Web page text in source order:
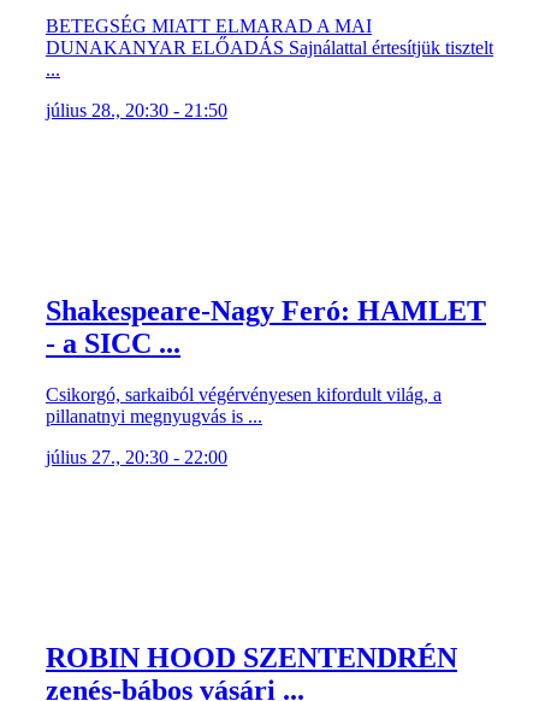
BETEGSÉG MIATT ELMARAD A MAI
DUNAKANYAR ELŐADÁS Sajnálattal értesítjük tisztelt
...
július 28., 20:30 - 21:50
Shakespeare-Nagy Feró: HAMLET
- a SICC ...
Csikorgó, sarkaiból végérvényesen kifordult világ, a
pillanatnyi megnyugvás is ...
július 27., 20:30 - 22:00
ROBIN HOOD SZENTENDRÉN
zenés-bábos vásári ...